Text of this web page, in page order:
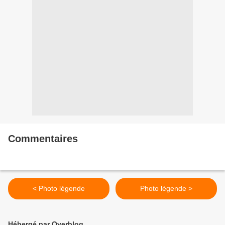
Commentaires
< Photo légende Photo légende >